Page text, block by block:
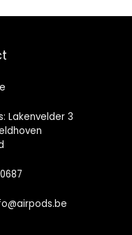
in
Gold
Lakenvelder 3